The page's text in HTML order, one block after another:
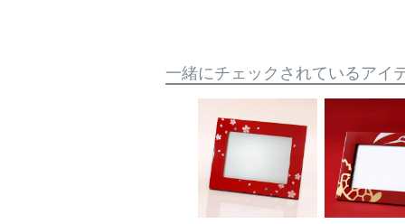
一緒にチェックされているアイ